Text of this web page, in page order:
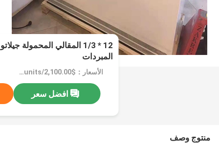
المبردات
الأسعار：$2,100.00/units 1-4 units
افضل سعر
منتوج وصف